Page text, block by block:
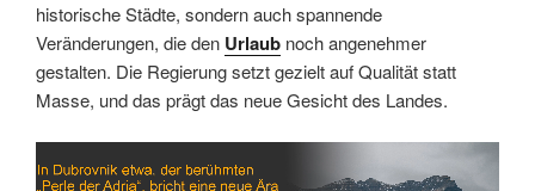
historische Städte, sondern auch spannende
Veränderungen, die den Urlaub noch angenehmer
gestalten. Die Regierung setzt gezielt auf Qualität statt
Masse, und das prägt das neue Gesicht des Landes.
Link Embed